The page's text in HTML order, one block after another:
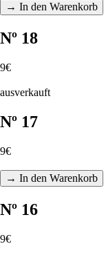
→ In den Warenkorb
Nº 18
9€
ausverkauft
Nº 17
9€
→ In den Warenkorb
Nº 16
9€